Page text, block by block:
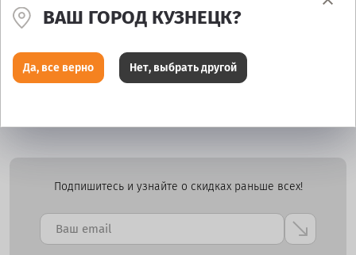
Подпишитесь и узнайте о скидках раньше всех!
ВАШ ГОРОД КУЗНЕЦК?
Да, все верно Нет, выбрать другой